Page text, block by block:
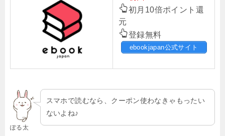
初月10倍ポイント還
元
登録無料
ebookjapan公式サイト
ぽる太
スマホで読むなら、クーポン使わなきゃもったい
ないよね♪